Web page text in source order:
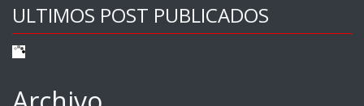
ULTIMOS POST PUBLICADOS